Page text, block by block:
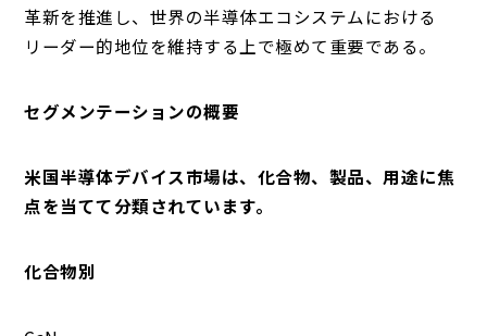
革新を推進し、世界の半導体エコシステムにおける
リーダー的地位を維持する上で極めて重要である。
セグメンテーションの概要
米国半導体デバイス市場は、化合物、製品、用途に焦
点を当てて分類されています。
化合物別